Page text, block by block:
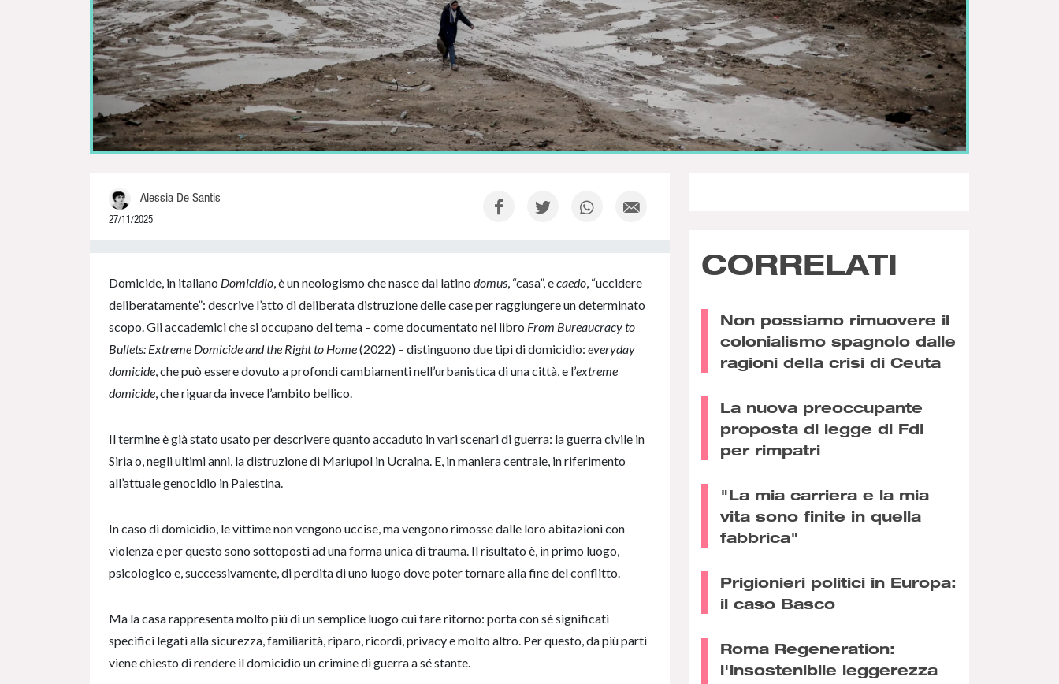
Alessia De Santis
27/11/2025
Domicide, in italiano Domicidio , è un neologismo che nasce dal latino domus , “casa”, ecaedo , “uccidere
deliberatamente”: descrive l’atto di deliberata distruzione delle case per raggiungere un determinato
scopo. Gli accademici che si occupano del tema – come documentato nel libro From Bureaucracy to
Bullets: Extreme Domicide and the Right to Home(2022) – distinguono due tipi di domicidio: everyday
domicide , che può essere dovuto a profondi cambiamenti nell’urbanistica di una città, e l’extreme
domicide , che riguarda invece l’ambito bellico.
Il termine è già stato usato per descrivere quanto accaduto in vari scenari di guerra: la guerra civile in
Siria o, negli ultimi anni, la distruzione di Mariupol in Ucraina. E, in maniera centrale, in riferimento
all’attuale genocidio in Palestina.
In caso di domicidio, le vittime non vengono uccise, ma vengono rimosse dalle loro abitazioni con
violenza e per questo sono sottoposti ad una forma unica di trauma. Il risultato è, in primo luogo,
psicologico e, successivamente, di perdita di uno luogo dove poter tornare alla fine del conflitto.
Ma la casa rappresenta molto più di un semplice luogo cui fare ritorno: porta con sé significati
specifici legati alla sicurezza, familiarità, riparo, ricordi, privacy e molto altro. Per questo, da più parti
viene chiesto di rendere il domicidio un crimine di guerra a sé stante.
CORRELATI
Non possiamo rimuovere il
colonialismo spagnolo dalle
ragioni della crisi di Ceuta
La nuova preoccupante
proposta di legge di FdI
per rimpatri
"La mia carriera e la mia
vita sono finite in quella
fabbrica"
Prigionieri politici in Europa:
il caso Basco
Roma Regeneration:
l'insostenibile leggerezza